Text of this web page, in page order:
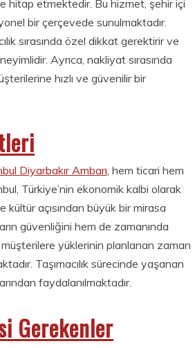
hitap etmektedir. Bu hizmet, şehir içi
bir çerçevede sunulmaktadır.
sırasında özel dikkat gerektirir ve
Ayrıca, nakliyat sırasında
hızlı ve güvenilir bir
Diyarbakır Ambarı, hem ticari hem
Türkiye’nin ekonomik kalbi olarak
açısından büyük bir mirasa
güvenliğini hem de zamanında
müşterilere yüklerinin planlanan zaman
Taşımacılık sürecinde yaşanan
faydalanılmaktadır.
Gerekenler